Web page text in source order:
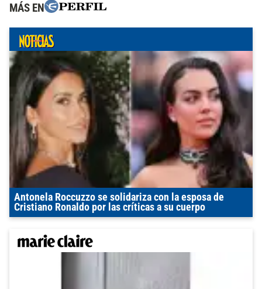
MÁS EN
Antonela Roccuzzo se solidariza con la esposa de
Cristiano Ronaldo por las críticas a su cuerpo